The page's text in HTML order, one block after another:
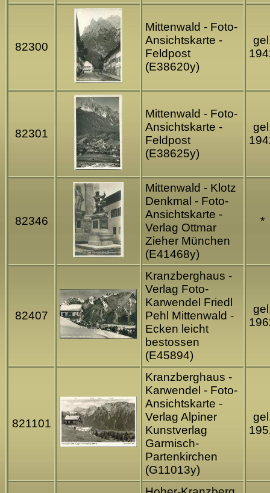
82300
Mittenwald - Foto-
Ansichtskarte -
Feldpost
(E38620y)
82301
Mittenwald - Foto-
Ansichtskarte -
Feldpost
(E38625y)
82346
Mittenwald - Klotz
Denkmal - Foto-
Ansichtskarte -
Verlag Ottmar
Zieher München
(E41468y)
*
82407
Kranzberghaus -
Verlag Foto-
Karwendel Friedl
Pehl Mittenwald -
Ecken leicht
bestossen
(E45894)
821101
Kranzberghaus -
Karwendel - Foto-
Ansichtskarte -
Verlag Alpiner
Kunstverlag
Garmisch-
Partenkirchen
(G11013y)